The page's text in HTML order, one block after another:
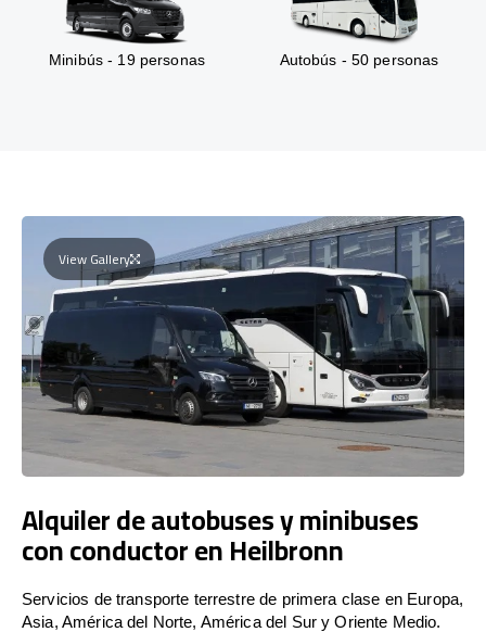
Minibús - 19 personas Autobús - 50 personas
View Gallery
Alquiler de autobuses y minibuses
con conductor en Heilbronn
Servicios de transporte terrestre de primera clase en Europa,
Asia, América del Norte, América del Sur y Oriente Medio.